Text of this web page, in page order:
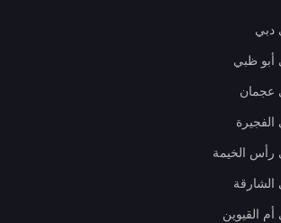
دبي
أبو ظبي
عجمان
الفجيرة
رأس الخيمة
الشارقة
القيوين